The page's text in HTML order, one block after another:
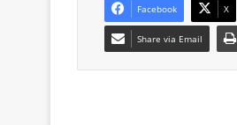
Facebook X
Share via Email